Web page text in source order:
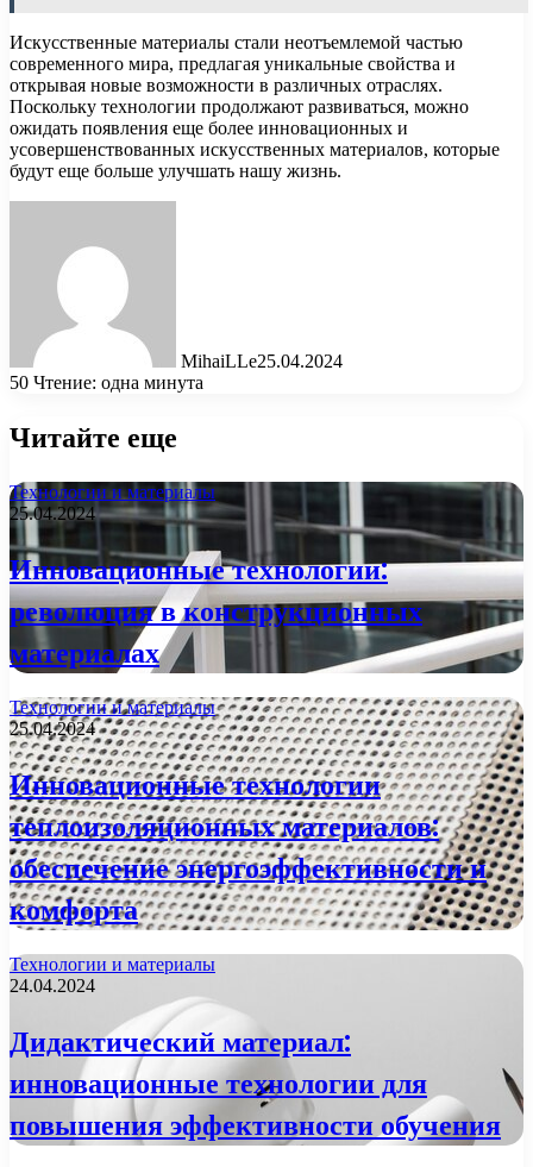
Искусственные материалы стали неотъемлемой частью
современного мира, предлагая уникальные свойства и
открывая новые возможности в различных отраслях.
Поскольку технологии продолжают развиваться, можно
ожидать появления еще более инновационных и
усовершенствованных искусственных материалов, которые
будут еще больше улучшать нашу жизнь.
MihaiLLe25.04.2024
50 Чтение: одна минута
Читайте еще
Технологии и материалы
25.04.2024
Инновационные технологии:
революция в конструкционных
материалах
Технологии и материалы
25.04.2024
Инновационные технологии
теплоизоляционных материалов:
обеспечение энергоэффективности и
комфорта
Технологии и материалы
24.04.2024
Дидактический материал:
инновационные технологии для
повышения эффективности обучения